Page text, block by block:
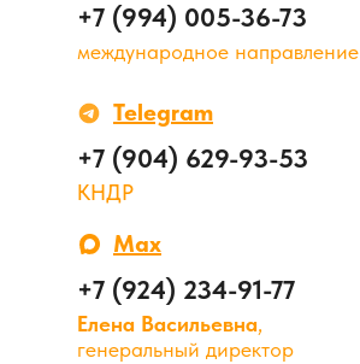
Telegram
+7 (994) 005-36-73
+7 (904) 629-93-53
международное направление
КНДР
+7 (924) 234-91-77
Елена Васильевна,
генеральный директор
Max